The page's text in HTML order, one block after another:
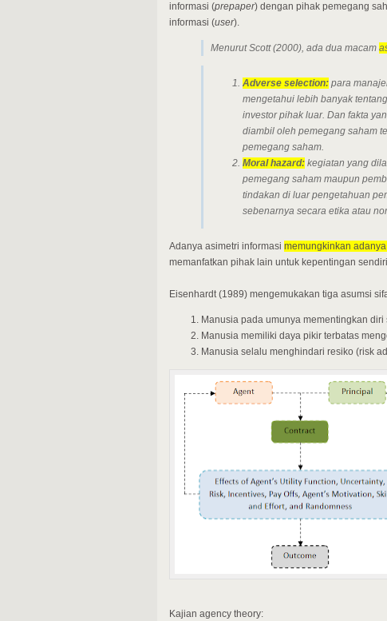
informasi (prepaper) dengan pihak pemegang
informasi (user).
Menurut Scott (2000), ada dua macam
Adverse selection: para
mengetahui lebih banyak
investor pihak luar. Dan fakta
diambil oleh pemegang saham
pemegang saham.
Moral hazard: kegiatan yang
pemegang saham maupun
tindakan di luar pengetahuan
sebenarnya secara etika atau
Adanya asimetri informasi memungkinkan
memanfatkan pihak lain untuk kepentingan
Eisenhardt (1989) mengemukakan tiga asumsi
Manusia pada umunya mementingkan
Manusia memiliki daya pikir terbatas
Manusia selalu menghindari resiko (risk
Kajian agency theory: